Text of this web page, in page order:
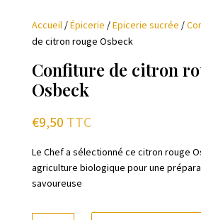
Accueil/Épicerie /Epicerie sucrée /
de citron rouge Osbeck
Confiture de citron
Osbeck
€9,50 TTC
Le Chef a sélectionné ce citron rouge
agriculture biologique pour une
savoureuse